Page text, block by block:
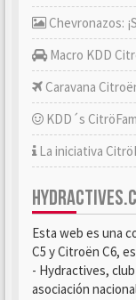
Chevronazos:
Macro KDD
Caravana
KDD´s
La iniciativa
Esta web es una
C5 y Citroën C6,
- Hydractives,
asociación